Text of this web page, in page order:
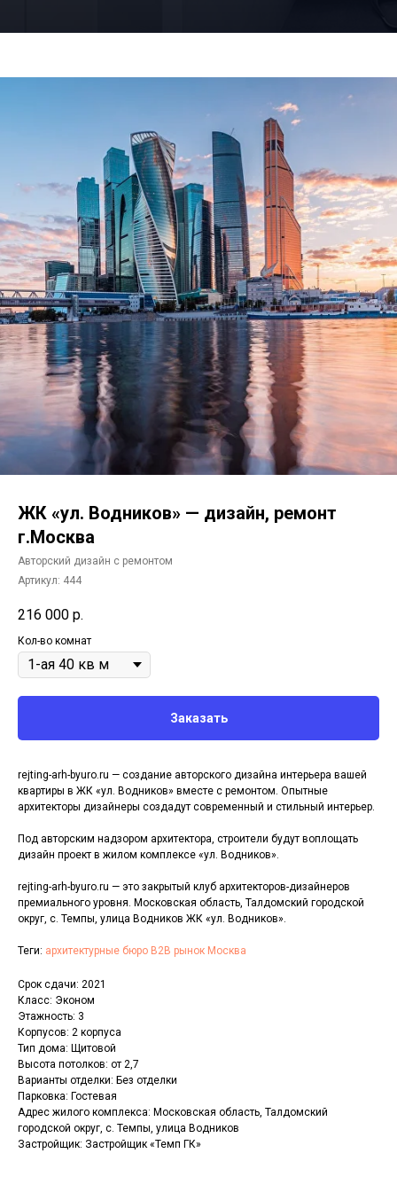
ЖК «ул. Водников» — дизайн, ремонт
г.Москва
Авторский дизайн с ремонтом
Артикул: 444
216 000 р.
Кол-во комнат
Заказать
rejting-arh-byuro.ru — создание авторского дизайна интерьера вашей
квартиры в ЖК «ул. Водников» вместе с ремонтом. Опытные
архитекторы дизайнеры создадут современный и стильный интерьер.
Под авторским надзором архитектора, строители будут воплощать
дизайн проект в жилом комплексе «ул. Водников».
rejting-arh-byuro.ru — это закрытый клуб архитекторов-дизайнеров
премиального уровня. Московская область, Талдомский городской
округ, с. Темпы, улица Водников ЖК «ул. Водников».
Теги: архитектурные бюро B2B рынок Москва
Срок сдачи: 2021
Класс: Эконом
Этажность: 3
Корпусов: 2 корпуса
Тип дома: Щитовой
Высота потолков: от 2,7
Варианты отделки: Без отделки
Парковка: Гостевая
Адрес жилого комплекса: Московская область, Талдомский
городской округ, с. Темпы, улица Водников
Застройщик: Застройщик «Темп ГК»